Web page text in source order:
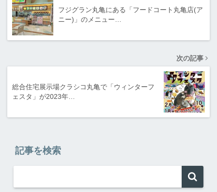
フジグラン丸亀にある「フードコート丸亀店(ア
ニー)」のメニュー…
次の記事
総合住宅展示場クラシコ丸亀で「ウィンターフ
ェスタ」が2023年…
記事を検索